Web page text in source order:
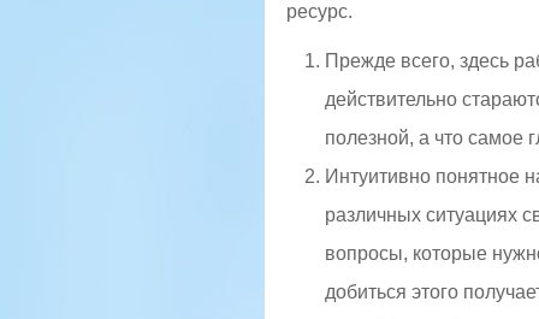
ресурс.
Прежде всего, здесь
действительно
полезной, а что самое
Интуитивно понятное
различных ситуациях
вопросы, которые
добиться этого